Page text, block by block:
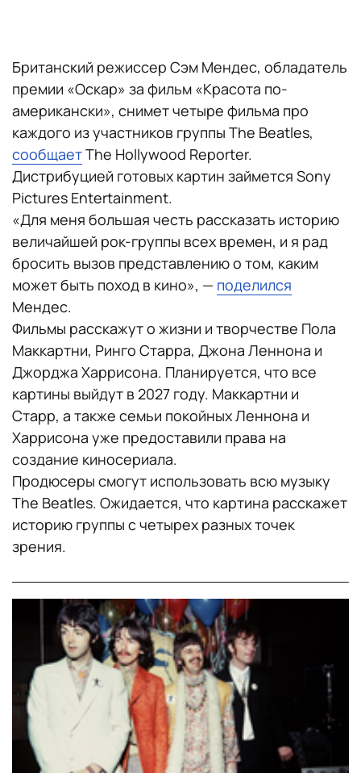
Британский режиссер Сэм Мендес, обладатель
премии «Оскар» за фильм «Красота по-
американски», снимет четыре фильма про
каждого из участников группы The Beatles,
сообщаетThe Hollywood Reporter.
Дистрибуцией готовых картин займется Sony
Pictures Entertainment.
«Для меня большая честь рассказать историю
величайшей рок-группы всех времен, и я рад
бросить вызов представлению о том, каким
может быть поход в кино», — поделился
Мендес.
Фильмы расскажут о жизни и творчестве Пола
Маккартни, Ринго Старра, Джона Леннона и
Джорджа Харрисона. Планируется, что все
картины выйдут в 2027 году. Маккартни и
Старр, а также семьи покойных Леннона и
Харрисона уже предоставили права на
создание киносериала.
Продюсеры смогут использовать всю музыку
The Beatles. Ожидается, что картина расскажет
историю группы с четырех разных точек
зрения.